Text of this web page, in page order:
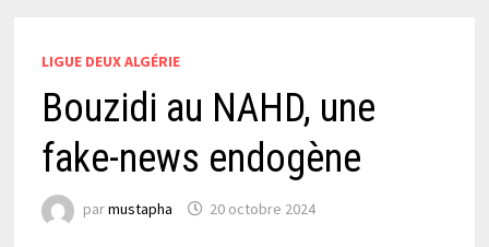
LIGUE DEUX ALGÉRIE
Bouzidi au NAHD, une
fake-news endogène
parmustapha 20 octobre 2024